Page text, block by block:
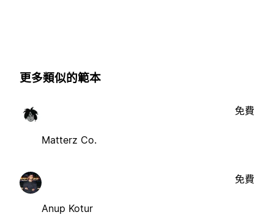
更多類似的範本
Matterz Co.
免費
Anup Kotur
免費